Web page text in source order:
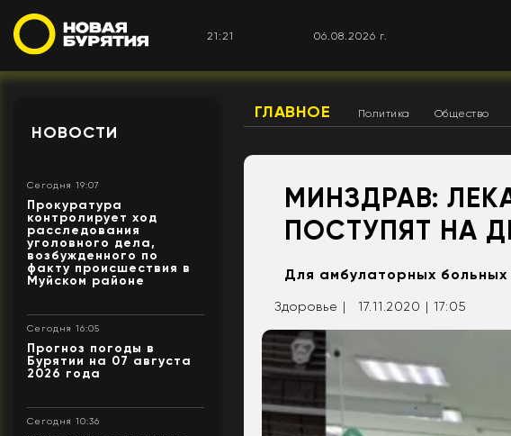
21:21 06.08.2026 г.
НОВОСТИ
Сегодня 19:07
Прокуратура
контролирует ход
расследования
уголовного дела,
возбужденного по
факту происшествия в
Муйском районе
Сегодня 16:05
Прогноз погоды в
Бурятии на 07 августа
2026 года
Сегодня 10:36
ГЛАВНОЕ Политика Общество
МИНЗДРАВ:
ПОСТУПЯТ НА
Для амбулаторных
Здоровье | 17.11.2020 | 17:05